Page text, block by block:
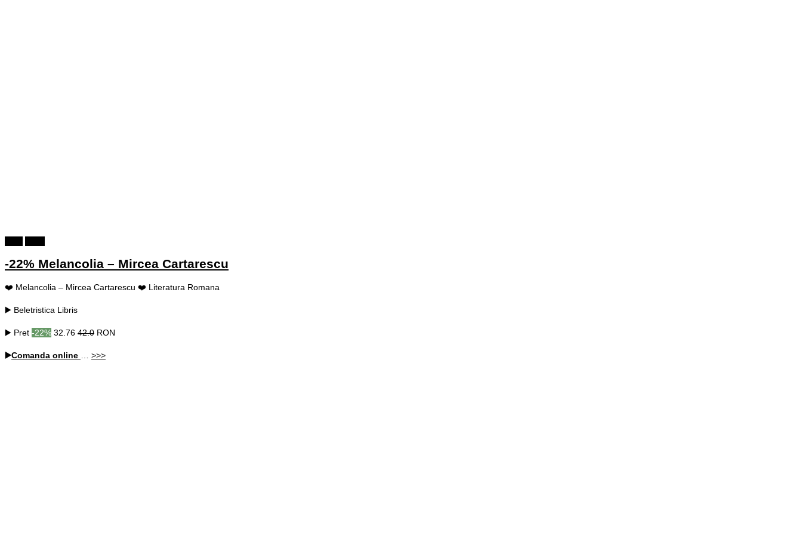
-22% Melancolia – Mircea Cartarescu
❤️ Melancolia – Mircea Cartarescu ❤️ Literatura Romana
▶️ Beletristica Libris
▶️ Pret -22% 32.76 42.0 RON
▶️Comanda online >>>